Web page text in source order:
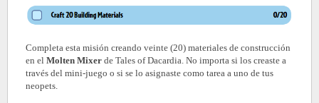
Completa esta misión creando veinte (20) materiales de construcción
en el Molten Mixer de Tales of Dacardia. No importa si los creaste a
través del mini-juego o si se lo asignaste como tarea a uno de tus
neopets.